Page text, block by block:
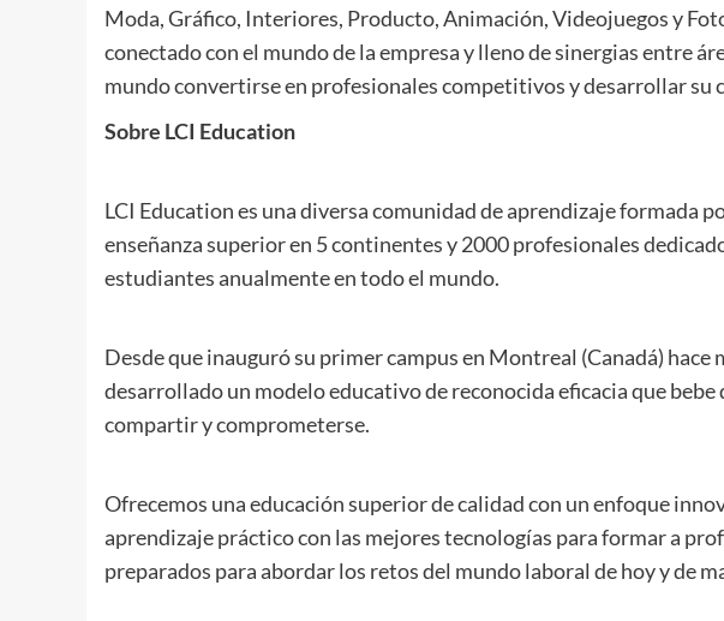
Moda, Gráfico, Interiores, Producto, Animación, Videojuegos y
conectado con el mundo de la empresa y lleno de sinergias entre
mundo convertirse en profesionales competitivos y desarrollar su
Sobre LCI Education
LCI Education es una diversa comunidad de aprendizaje formada
enseñanza superior en 5 continentes y 2000 profesionales
estudiantes anualmente en todo el mundo.
Desde que inauguró su primer campus en Montreal (Canadá) hace
desarrollado un modelo educativo de reconocida eficacia que bebe
compartir y comprometerse.
Ofrecemos una educación superior de calidad con un enfoque
aprendizaje práctico con las mejores tecnologías para formar a
preparados para abordar los retos del mundo laboral de hoy y de